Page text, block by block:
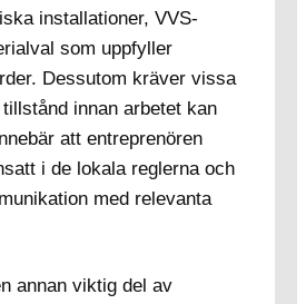
installationer, VVS-
som uppfyller
Dessutom kräver vissa
innan arbetet kan
att entreprenören
i de lokala reglerna och
med relevanta
annan viktig del av